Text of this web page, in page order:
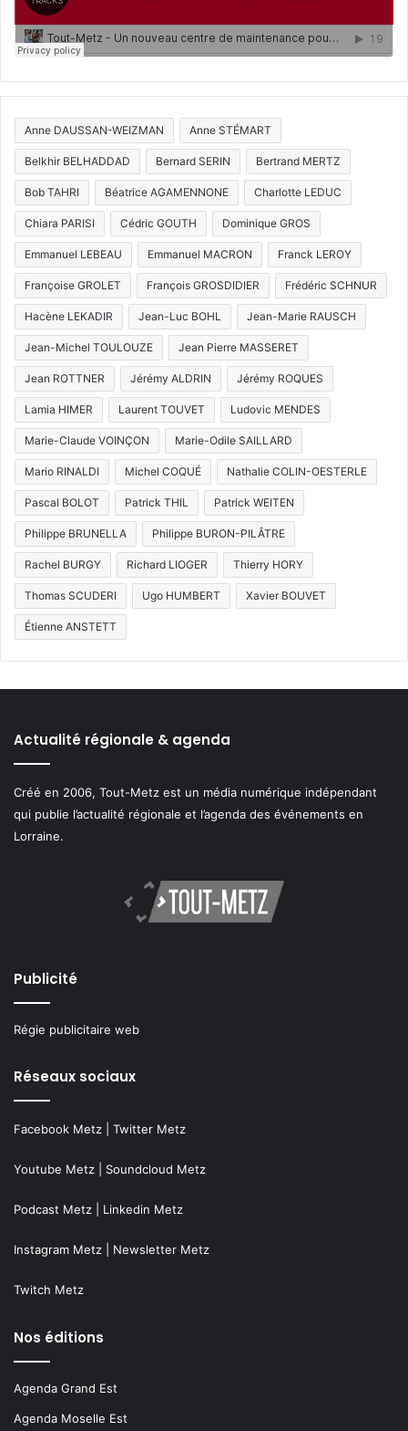
Anne DAUSSAN-WEIZMAN Anne STÉMART
Belkhir BELHADDAD Bernard SERIN Bertrand MERTZ
Bob TAHRI Béatrice AGAMENNONE Charlotte LEDUC
Chiara PARISI Cédric GOUTH Dominique GROS
Emmanuel LEBEAU Emmanuel MACRON Franck LEROY
Françoise GROLET François GROSDIDIER Frédéric SCHNUR
Hacène LEKADIR Jean-Luc BOHL Jean-Marie RAUSCH
Jean-Michel TOULOUZE Jean Pierre MASSERET
Jean ROTTNER Jérémy ALDRIN Jérémy ROQUES
Lamia HIMER Laurent TOUVET Ludovic MENDES
Marie-Claude VOINÇON Marie-Odile SAILLARD
Mario RINALDI Michel COQUÉ Nathalie COLIN-OESTERLE
Pascal BOLOT Patrick THIL Patrick WEITEN
Philippe BRUNELLA Philippe BURON-PILÂTRE
Rachel BURGY Richard LIOGER Thierry HORY
Thomas SCUDERI Ugo HUMBERT Xavier BOUVET
Étienne ANSTETT
Actualité régionale & agenda
Créé en 2006, Tout-Metz est un média numérique indépendant
qui publie l’actualité régionale et l’agenda des événements en
Lorraine.
Publicité
Régie publicitaire web
Réseaux sociaux
Facebook Metz Twitter Metz
Youtube Metz Soundcloud Metz
Podcast Metz Linkedin Metz
Instagram Metz Newsletter Metz
Twitch Metz
Nos éditions
Agenda Grand Est
Agenda Moselle Est